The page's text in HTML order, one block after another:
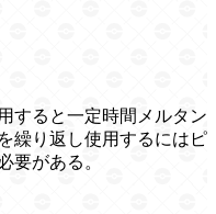
すると一定時間メルタン
繰り返し使用するにはピ
要がある。